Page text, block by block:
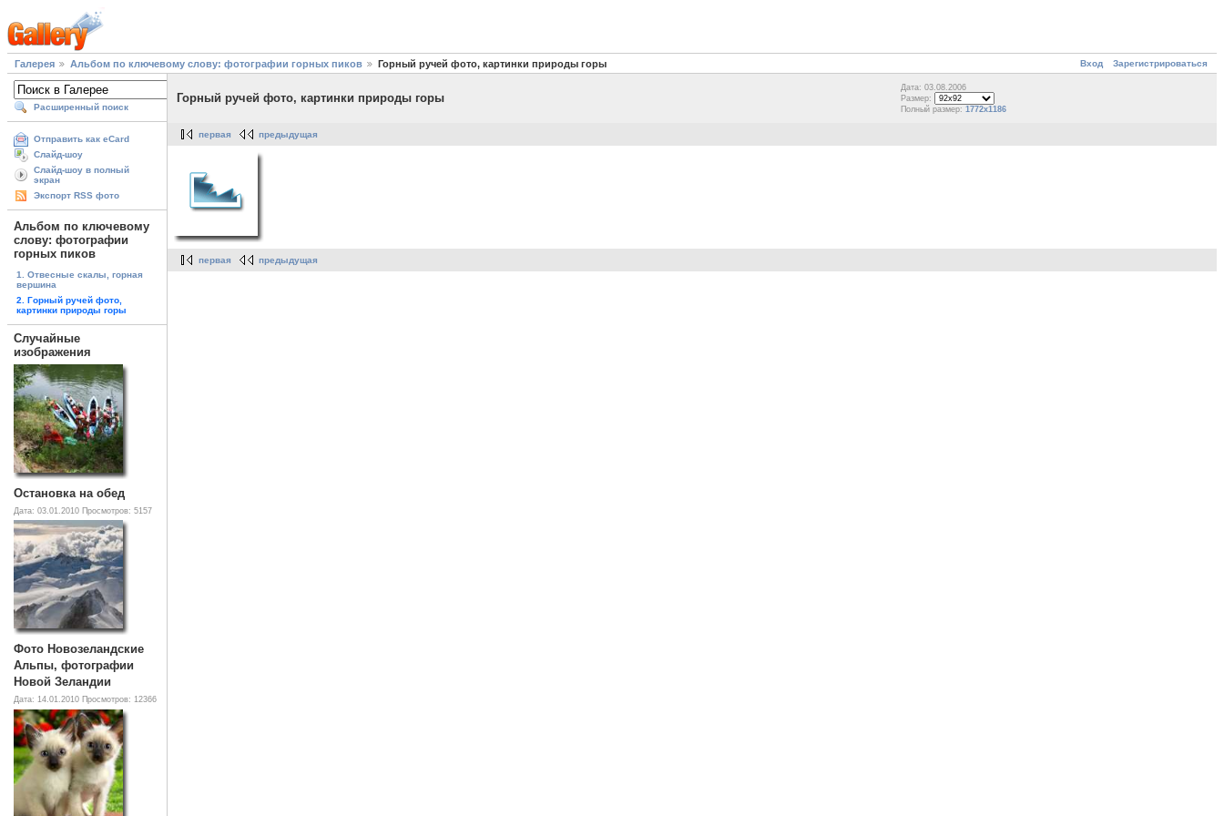
Вход Зарегистрироваться
Галерея Альбом по ключевому слову: фотографии горных пиков Горный ручей фото, картинки природы горы
Расширенный поиск
Отправить как eCard
Слайд-шоу
Слайд-шоу в полный
экран
Экспорт RSS фото
Альбом по ключевому
слову: фотографии
горных пиков
1. Отвесные скалы, горная
вершина
2. Горный ручей фото,
картинки природы горы
Случайные
изображения
Остановка на обед
Дата: 03.01.2010 Просмотров: 5157
Фото Новозеландские
Альпы, фотографии
Новой Зеландии
Дата: 14.01.2010 Просмотров: 12366
Горный ручей фото, картинки природы горы
Дата: 03.08.2006
Размер:
Полный размер: 1772x1186
первая предыдущая
первая предыдущая